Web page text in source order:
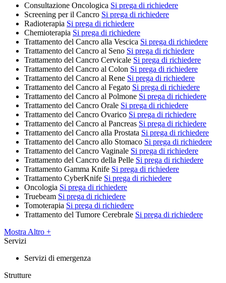
Consultazione Oncologica Si prega di richiedere
Screening per il Cancro Si prega di richiedere
Radioterapia Si prega di richiedere
Chemioterapia Si prega di richiedere
Trattamento del Cancro alla Vescica Si prega di richiedere
Trattamento del Cancro al Seno Si prega di richiedere
Trattamento del Cancro Cervicale Si prega di richiedere
Trattamento del Cancro al Colon Si prega di richiedere
Trattamento del Cancro al Rene Si prega di richiedere
Trattamento del Cancro al Fegato Si prega di richiedere
Trattamento del Cancro al Polmone Si prega di richiedere
Trattamento del Cancro Orale Si prega di richiedere
Trattamento del Cancro Ovarico Si prega di richiedere
Trattamento del Cancro al Pancreas Si prega di richiedere
Trattamento del Cancro alla Prostata Si prega di richiedere
Trattamento del Cancro allo Stomaco Si prega di richiedere
Trattamento del Cancro Vaginale Si prega di richiedere
Trattamento del Cancro della Pelle Si prega di richiedere
Trattamento Gamma Knife Si prega di richiedere
Trattamento CyberKnife Si prega di richiedere
Oncologia Si prega di richiedere
Truebeam Si prega di richiedere
Tomoterapia Si prega di richiedere
Trattamento del Tumore Cerebrale Si prega di richiedere
Mostra Altro +
Servizi
Servizi di emergenza
Strutture